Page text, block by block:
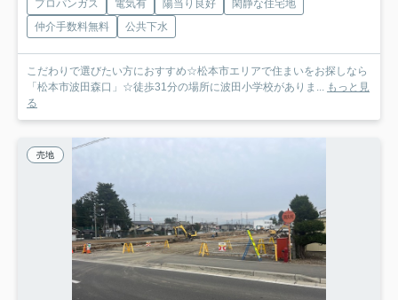
プロパンガス 電気有 陽当り良好
閑静な住宅地
仲介手数料無料
公共下水
こだわりで選びたい方におすすめ☆松本市エリアで住まいをお探しなら
「松本市波田森口」☆徒歩31分の場所に波田小学校がありま... もっと見
る
売地